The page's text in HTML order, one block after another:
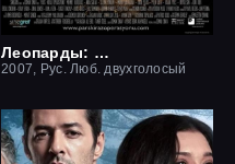
Леопарды: Операция вишня
2007, Рус. Люб. двухголосый